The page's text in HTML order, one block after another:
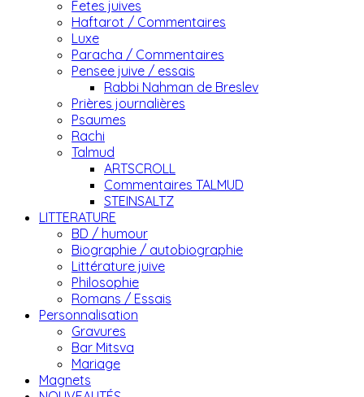
Fetes juives
Haftarot / Commentaires
Luxe
Paracha / Commentaires
Pensee juive / essais
Rabbi Nahman de Breslev
Prières journalières
Psaumes
Rachi
Talmud
ARTSCROLL
Commentaires TALMUD
STEINSALTZ
LITTERATURE
BD / humour
Biographie / autobiographie
Littérature juive
Philosophie
Romans / Essais
Personnalisation
Gravures
Bar Mitsva
Mariage
Magnets